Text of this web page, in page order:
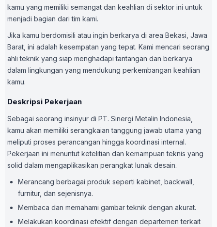
kamu yang memiliki semangat dan keahlian di sektor ini untuk
menjadi bagian dari tim kami.
Jika kamu berdomisili atau ingin berkarya di area Bekasi, Jawa
Barat, ini adalah kesempatan yang tepat. Kami mencari seorang
ahli teknik yang siap menghadapi tantangan dan berkarya
dalam lingkungan yang mendukung perkembangan keahlian
kamu.
Deskripsi Pekerjaan
Sebagai seorang insinyur di PT. Sinergi Metalin Indonesia,
kamu akan memiliki serangkaian tanggung jawab utama yang
meliputi proses perancangan hingga koordinasi internal.
Pekerjaan ini menuntut ketelitian dan kemampuan teknis yang
solid dalam mengaplikasikan perangkat lunak desain.
Merancang berbagai produk seperti kabinet, backwall,
furnitur, dan sejenisnya.
Membaca dan memahami gambar teknik dengan akurat.
Melakukan koordinasi efektif dengan departemen terkait